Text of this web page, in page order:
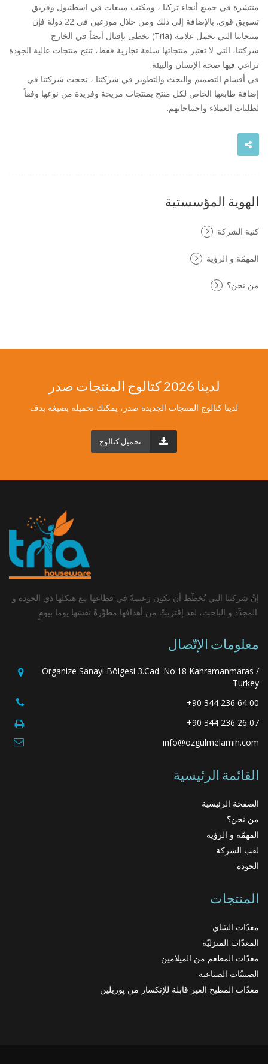
منتشرة في جميع أنحاء تركيا ، ومكتب مبيعات في اسطنبول وفريق
تسويق قوي. بالإضافة إلى ذلك ومن خلال موزعين في 22 دولة فإن
منتجاتنا التي تحمل علامة (Tria) تخطى بإقبال أيضاً في الخارج.
شركتنا، التي لا تعتبر منتجاتها سلعة تجارية فقط، تنتج منتجات عالية الجودة
تراعي فيها صحة الإنسان والبيئة.
في أقسام التصميم والبحث والتطوير في شركتنا ، نجحت شركتنا في
إضافة طابعها الخاص لكل منتج بمنتجات مريحة وفريدة من نوعها وفقاً
لطلبات العملاء واحتياجاتهم.
الهوية المؤسستية
كنية الشركة
المهمّة و الرؤية
من نحن؟
لدينا 2026 كتالوج المنتجات صدر
لدينا كتالوج المنتجات الجديدة صدر، يمكنك تحميله بصيغة بدف
تحميل كتالوج
إنّ شركتنا التي تُخطّط أن تكون زعيمةً في قطاعها مع هيكلها ذي الجودة و
المجدِّد و الباحث، لقد إقتربتْ من أهدافها مطوِّرةً نفسَها يوما بيومٍ.
معلومات الإتّصال
Organize Sanayi Bölgesi 3.Cad. No:18 Kahramanmaras /
Turkey
+90 344 236 64 00
+90 344 236 26 07
info@ozgulmelamin.com
القائمة الرئيسية
الصفحة الرئيسية
من نحن؟
المهمّة و الرؤية
لقب الشركة
الجودة
المنتجات
معدّات الشاي
المعدّات المنزليّة
معدّات المطعم من الميلامين
الصينيّات الصناعية
معدّات المطبخ الغير قابلة للإنكسار من پوريلين